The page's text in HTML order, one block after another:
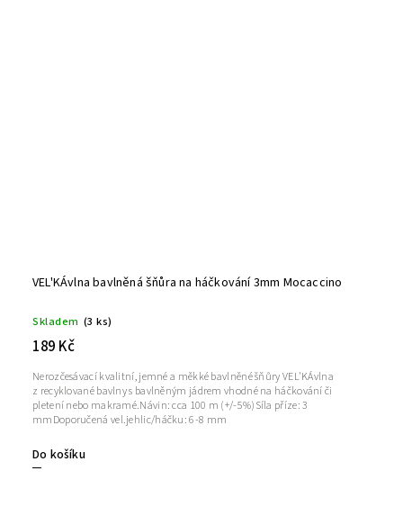
VEL'KÁvlna bavlněná šňůra na háčkování 3mm Mocaccino
Skladem (3 ks)
189 Kč
Do košíku
Nerozčesávací kvalitní, jemné a měkké bavlněné šňůry VEL'KÁvlna
z recyklované bavlny s bavlněným jádrem vhodné na háčkování či
pletení nebo makramé.Návin: cca 100 m (+/-5%)Síla příze: 3
mmDoporučená vel.jehlic/háčku: 6-8 mm